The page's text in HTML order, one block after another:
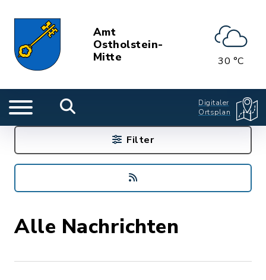
Amt
Ostholstein-
Mitte
30 °C
Digitaler
Ortsplan
Alle Nachrichten
Filter